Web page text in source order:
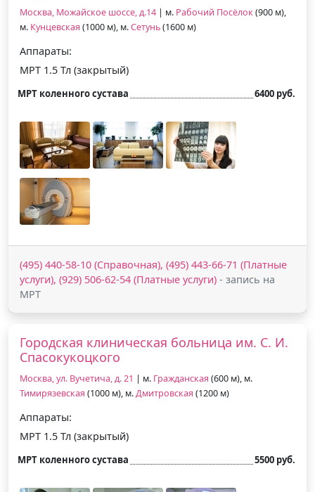
Москва, Можайское шоссе, д.14 | м. Рабочий Посёлок(900 м),
м. Кунцевская (1000 м), м.Сетунь(1600 м)
Аппараты:
МРТ 1.5 Тл (закрытый)
МРТ коленного сустава 6400 руб.
(495) 440-58-10 (Справочная), (495) 443-66-71 (Платные
услуги), (929) 506-62-54 (Платные услуги) - запись на
МРТ
Городская клиническая больница им. С. И.
Спасокукоцкого
Москва, ул. Вучетича, д. 21 | м. Гражданская (600 м), м.
Тимирязевская (1000 м), м.Дмитровская (1200 м)
Аппараты:
МРТ 1.5 Тл (закрытый)
МРТ коленного сустава 5500 руб.